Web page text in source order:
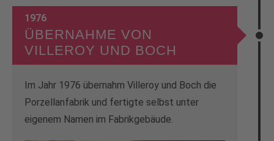
1976
ÜBERNAHME VON
VILLEROY UND BOCH
Im Jahr 1976 übernahm Villeroy und Boch die
Porzellanfabrik und fertigte selbst unter
eigenem Namen im Fabrikgebäude.